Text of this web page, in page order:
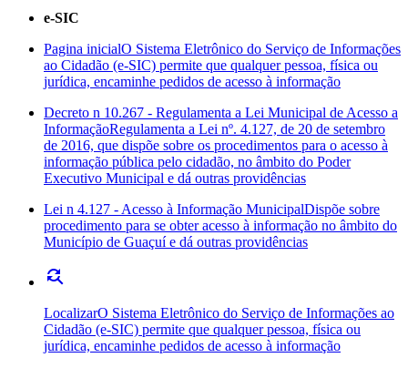
e-SIC
Pagina inicialO Sistema Eletrônico do Serviço de Informações
ao Cidadão (e-SIC) permite que qualquer pessoa, física ou
jurídica, encaminhe pedidos de acesso à informação
Decreto n 10.267 - Regulamenta a Lei Municipal de Acesso a
InformaçãoRegulamenta a Lei nº. 4.127, de 20 de setembro
de 2016, que dispõe sobre os procedimentos para o acesso à
informação pública pelo cidadão, no âmbito do Poder
Executivo Municipal e dá outras providências
Lei n 4.127 - Acesso à Informação MunicipalDispõe sobre
procedimento para se obter acesso à informação no âmbito do
Município de Guaçuí e dá outras providências
find_replace
LocalizarO Sistema Eletrônico do Serviço de Informações ao
Cidadão (e-SIC) permite que qualquer pessoa, física ou
jurídica, encaminhe pedidos de acesso à informação